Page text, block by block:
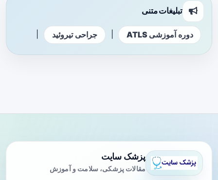
تبلیغات متنی
دوره آموزشی ATLS جراحی تیروئید
پزشک سایت
مقالات پزشکی، سلامت و آموزش